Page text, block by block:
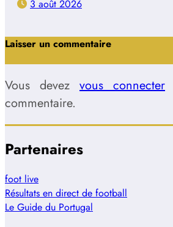
3 août 2026
Laisser un commentaire
Vous devez vous connecter
commentaire.
Partenaires
foot live
Résultats en direct de football
Le Guide du Portugal